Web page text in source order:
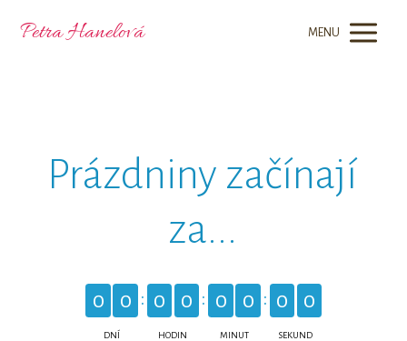
Petra Hanelová MENU
Prázdniny začínají
za...
0 0
DNÍ
0 0
HODIN
0 0
MINUT
0 0
SEKUND